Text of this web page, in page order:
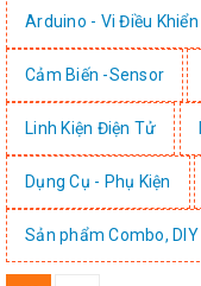
Arduino - Vi Điều Khiển
Cảm Biến -Sensor
Linh Kiện Điện Tử
Dụng Cụ - Phụ Kiện
Sản phẩm Combo, DIY